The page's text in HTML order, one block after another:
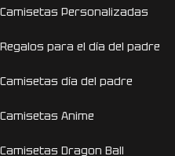
Camisetas Personalizadas
Regalos para el día del padre
Camisetas día del padre
Camisetas Anime
Camisetas Dragon Ball